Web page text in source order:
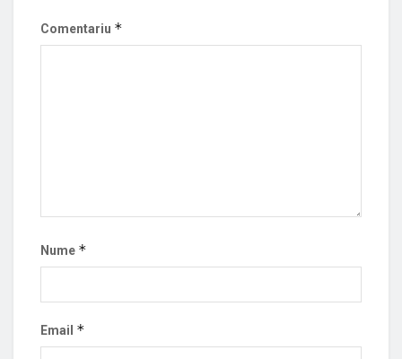
Comentariu *
Nume *
Email *